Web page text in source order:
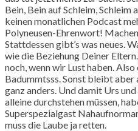
Bein, Bein auf Schleim,
keinen monatlichen Podcast
Polyneusen-Ehrenwort!
Stattdessen gibt’s was neues.
wie die Beziehung Deiner
noch, wenn wir Lust haben.
Badummtsss. Sonst bleibt
ganz anders. Und damit Urs
alleine durchstehen müssen,
Superspezialgast
muss die Laube ja retten.